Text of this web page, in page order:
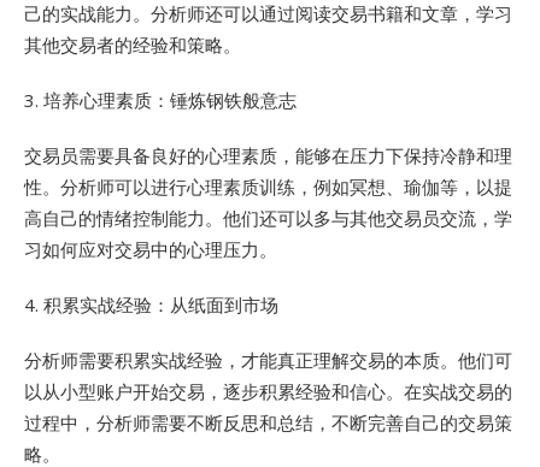
己的实战能力。分析师还可以通过阅读交易书籍和文章，学习
其他交易者的经验和策略。
3. 培养心理素质：锤炼钢铁般意志
交易员需要具备良好的心理素质，能够在压力下保持冷静和理
性。分析师可以进行心理素质训练，例如冥想、瑜伽等，以提
高自己的情绪控制能力。他们还可以多与其他交易员交流，学
习如何应对交易中的心理压力。
4. 积累实战经验：从纸面到市场
分析师需要积累实战经验，才能真正理解交易的本质。他们可
以从小型账户开始交易，逐步积累经验和信心。在实战交易的
过程中，分析师需要不断反思和总结，不断完善自己的交易策
略。